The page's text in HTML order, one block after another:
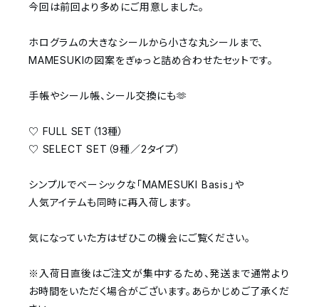
今回は前回より多めにご用意しました。
ホログラムの大きなシールから小さな丸シールまで、
MAMESUKIの図案をぎゅっと詰め合わせたセットです。
手帳やシール帳、シール交換にも🫶
♡ FULL SET（13種）
♡ SELECT SET（9種／2タイプ）
シンプルでベーシックな「MAMESUKI Basis」や
人気アイテムも同時に再入荷します。
気になっていた方はぜひこの機会にご覧ください。
※入荷日直後はご注文が集中するため、発送まで通常より
お時間をいただく場合がございます。あらかじめご了承くだ